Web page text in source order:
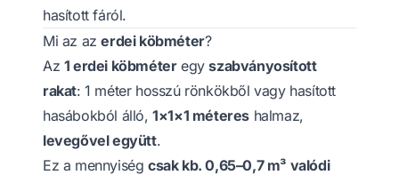
hasított fáról.
Mi az azerdei köbméter?
Az 1 erdei köbméteregyszabványosított
rakat: 1 méter hosszú rönkökből vagy hasított
hasábokból álló,1×1×1 méteres halmaz,
levegővel együtt.
Ez a mennyiség csak kb. 0,65–0,7 m³ valódi